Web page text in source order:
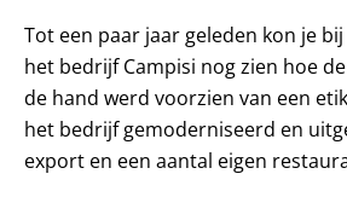
Tot een paar jaar geleden kon je
het bedrijf Campisi nog zien hoe
de hand werd voorzien van een
het bedrijf gemoderniseerd en
export en een aantal eigen